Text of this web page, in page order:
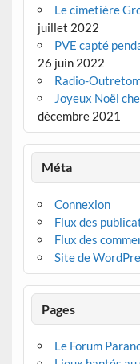
Le cimetière
juillet 2022
PVE capté
26 juin 2022
Radio-
Joyeux Noël
décembre 2021
Méta
Connexion
Flux des
Flux des
Site de
Pages
Le Forum